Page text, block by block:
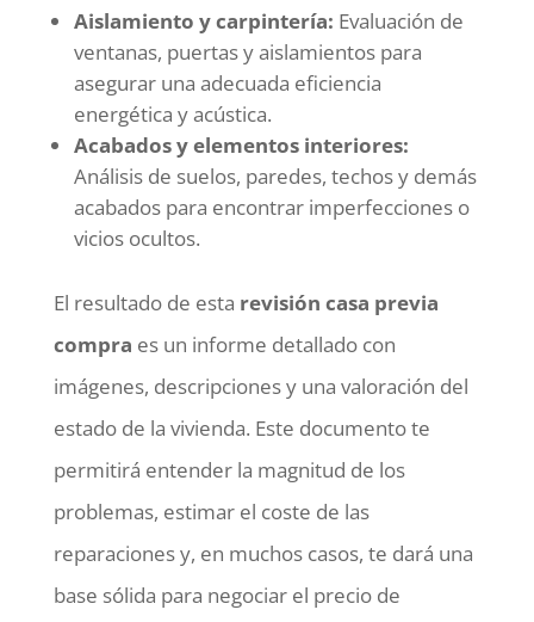
Aislamiento y carpintería: Evaluación de
ventanas, puertas y aislamientos para
asegurar una adecuada eficiencia
energética y acústica.
Acabados y elementos interiores:
Análisis de suelos, paredes, techos y demás
acabados para encontrar imperfecciones o
vicios ocultos.
El resultado de esta revisión casa previa
compra es un informe detallado con
imágenes, descripciones y una valoración del
estado de la vivienda. Este documento te
permitirá entender la magnitud de los
problemas, estimar el coste de las
reparaciones y, en muchos casos, te dará una
base sólida para negociar el precio de